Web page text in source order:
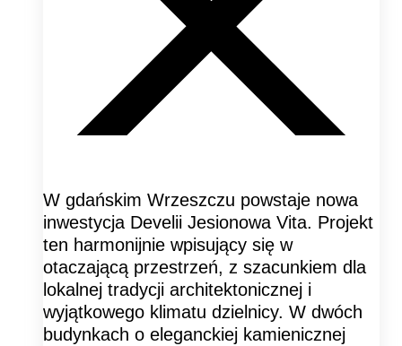
W gdańskim Wrzeszczu powstaje nowa
inwestycja Develii Jesionowa Vita. Projekt
ten harmonijnie wpisujący się w
otaczającą przestrzeń, z szacunkiem dla
lokalnej tradycji architektonicznej i
wyjątkowego klimatu dzielnicy. W dwóch
budynkach o eleganckiej kamienicznej